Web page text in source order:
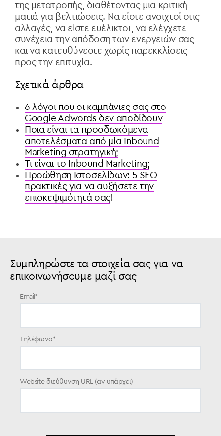
της μετατροπής, διαθέτοντας μια κριτική
ματιά για βελτιώσεις. Να είστε ανοιχτοί στις
αλλαγές, να είστε ευέλικτοι, να ελέγχετε
συνέχεια την απόδοση των ενεργειών σας
και να κατευθύνεστε χωρίς παρεκκλίσεις
προς την επιτυχία.
Σχετικά άρθρα
6 λόγοι που οι καμπάνιες σας στο
Google Adwords δεν αποδίδουν
Ποια είναι τα προσδωκόμενα
αποτελέσματα από μία Inbound
Marketing στρατηγική;
Τι είναι το Inbound Marketing;
Προώθηση Ιστοσελίδων: 5 SEO
πρακτικές για να αυξήσετε την
επισκεψιμότητά σας!
Συμπληρώστε τα στοιχεία σας για να
επικοινωνήσουμε μαζί σας
Email *
Τηλέφωνο*
Website διεύθυνση URL (αν υπάρχει)